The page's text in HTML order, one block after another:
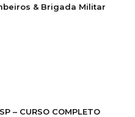
& Brigada Militar
– CURSO COMPLETO